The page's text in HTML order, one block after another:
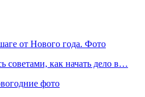
от Нового года. Фото
советами, как начать дело в…
фото